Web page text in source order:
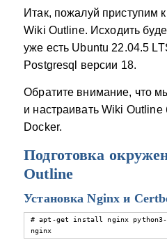
Итак, пожалуй приступим
Wiki Outline. Исходить
уже есть Ubuntu 22.04.5
Postgresql версии 18.
Обратите внимание, что
и настраивать Wiki Outline
Docker.
Подготовка
Outline
Установка Nginx и
# apt-get install nginx
nginx